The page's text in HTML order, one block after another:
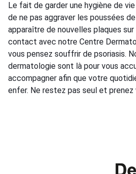
Le fait de garder une hygiène de
de ne pas aggraver les poussées
apparaître de nouvelles plaques sur
contact avec notre Centre
vous pensez souffrir de psoriasis.
dermatologie sont là pour vous
accompagner afin que votre
enfer. Ne restez pas seul et